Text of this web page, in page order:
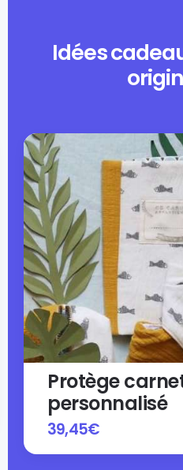
Idées
Protège
personnalisé
39,45€